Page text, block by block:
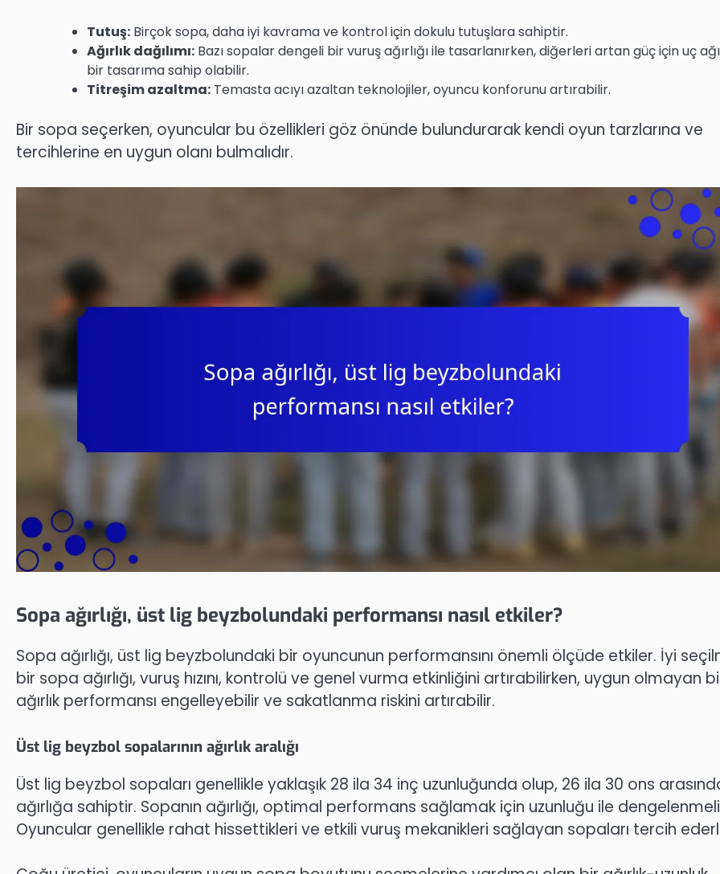
Tutuş: Birçok sopa, daha iyi kavrama ve kontrol için dokulu tutuşlara sahiptir.
Ağırlık dağılımı: Bazı sopalar dengeli bir vuruş ağırlığı ile tasarlanırken, diğerleri artan güç için uç
bir tasarıma sahip olabilir.
Titreşim azaltma: Temasta acıyı azaltan teknolojiler, oyuncu konforunu artırabilir.
Bir sopa seçerken, oyuncular bu özellikleri göz önünde bulundurarak kendi oyun tarzlarına ve
tercihlerine en uygun olanı bulmalıdır.
Sopa ağırlığı, üst lig beyzbolundaki performansı nasıl etkiler?
Sopa ağırlığı, üst lig beyzbolundaki bir oyuncunun performansını önemli ölçüde etkiler. İyi
bir sopa ağırlığı, vuruş hızını, kontrolü ve genel vurma etkinliğini artırabilirken, uygun olmayan
ağırlık performansı engelleyebilir ve sakatlanma riskini artırabilir.
Üst lig beyzbol sopalarının ağırlık aralığı
Üst lig beyzbol sopaları genellikle yaklaşık 28 ila 34 inç uzunluğunda olup, 26 ila 30 ons
ağırlığa sahiptir. Sopanın ağırlığı, optimal performans sağlamak için uzunluğu ile
Oyuncular genellikle rahat hissettikleri ve etkili vuruş mekanikleri sağlayan sopaları tercih